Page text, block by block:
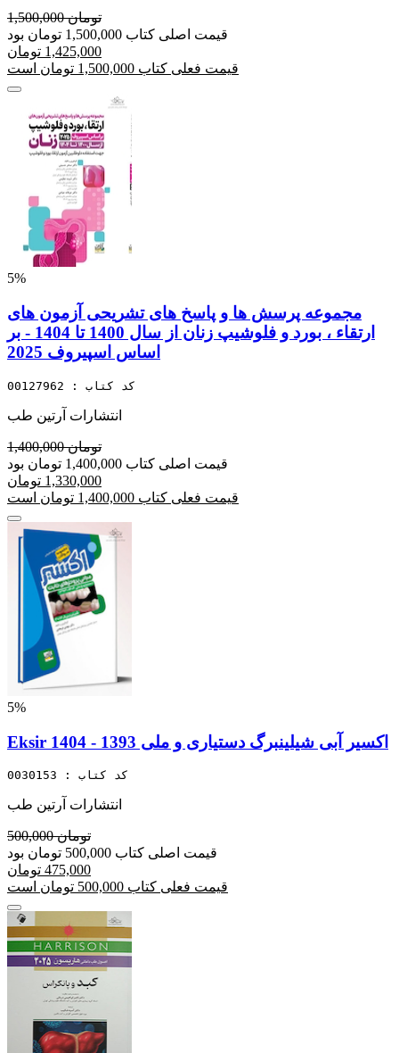
1,500,000 تومان
قیمت اصلی کتاب 1,500,000 تومان بود
1,425,000 تومان
قیمت فعلی کتاب 1,500,000 تومان است
5%
مجموعه پرسش ها و پاسخ های تشریحی آزمون های
ارتقاء ، بورد و فلوشیپ زنان از سال 1400 تا 1404 - بر
اساس اسپیروف 2025
کد کتاب : 00127962
انتشارات آرتین طب
1,400,000 تومان
قیمت اصلی کتاب 1,400,000 تومان بود
1,330,000 تومان
قیمت فعلی کتاب 1,400,000 تومان است
5%
Eksir اکسیر آبی شیلینبرگ دستیاری و ملی 1393 - 1404
کد کتاب : 0030153
انتشارات آرتین طب
500,000 تومان
قیمت اصلی کتاب 500,000 تومان بود
475,000 تومان
قیمت فعلی کتاب 500,000 تومان است